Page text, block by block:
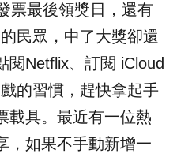
票最後領獎日，還有
民眾，中了大獎卻還
閱Netflix、訂閱 iCloud
的習慣，趕快拿起手
載具。最近有一位熱
，如果不手動新增一